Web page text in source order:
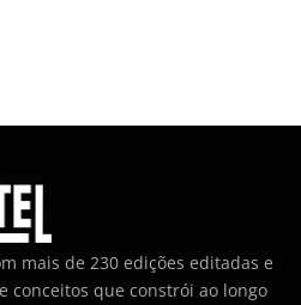
mais de 230 edições editadas e
conceitos que constrói ao longo